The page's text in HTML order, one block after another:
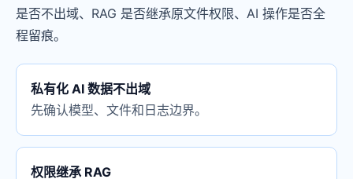
是否不出域、RAG 是否继承原文件权限、AI 操作是否全
程留痕。
私有化 AI 数据不出域
先确认模型、文件和日志边界。
权限继承 RAG